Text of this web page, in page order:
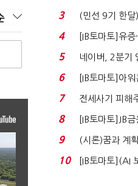
지에 상한가...
3
(민선 9기 한
격…추미애,
4
[IB토마토]유
닥 벌점 급증에
5
네이버, 2분기
비 0.2% 감소
6
[IB토마토]아
340억 베팅…
7
전세사기 피해
누적 피해자 4
8
[IB토마토]JB
실적 견인은 은
9 (시론)꿈과 계
10
[IB토마토](AI